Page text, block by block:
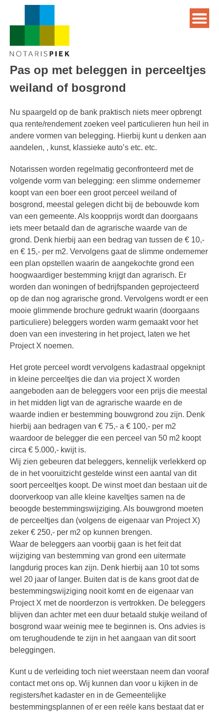
Pas op met beleggen in perceeltjes
weiland of bosgrond
Nu spaargeld op de bank praktisch niets meer opbrengt
qua rente/rendement zoeken veel particulieren hun heil in
andere vormen van belegging. Hierbij kunt u denken aan
aandelen, , kunst, klassieke auto’s etc. etc.
Notarissen worden regelmatig geconfronteerd met de
volgende vorm van belegging: een slimme ondernemer
koopt van een boer een groot perceel weiland of
bosgrond, meestal gelegen dicht bij de bebouwde kom
van een gemeente. Als koopprijs wordt dan doorgaans
iets meer betaald dan de agrarische waarde van de
grond. Denk hierbij aan een bedrag van tussen de € 10,-
en € 15,- per m2. Vervolgens gaat de slimme ondernemer
een plan opstellen waarin de aangekochte grond een
hoogwaardiger bestemming krijgt dan agrarisch. Er
worden dan woningen of bedrijfspanden geprojecteerd
op de dan nog agrarische grond. Vervolgens wordt er een
mooie glimmende brochure gedrukt waarin (doorgaans
particuliere) beleggers worden warm gemaakt voor het
doen van een investering in het project, laten we het
Project X noemen.
Het grote perceel wordt vervolgens kadastraal opgeknipt
in kleine perceeltjes die dan via project X worden
aangeboden aan de beleggers voor een prijs die meestal
in het midden ligt van de agrarische waarde en de
waarde indien er bestemming bouwgrond zou zijn. Denk
hierbij aan bedragen van € 75,- a € 100,- per m2
waardoor de belegger die een perceel van 50 m2 koopt
circa € 5.000,- kwijt is.
Wij zien gebeuren dat beleggers, kennelijk verlekkerd op
de in het vooruitzicht gestelde winst een aantal van dit
soort perceeltjes koopt. De winst moet dan bestaan uit de
doorverkoop van alle kleine kaveltjes samen na de
beoogde bestemmingswijziging. Als bouwgrond moeten
de perceeltjes dan (volgens de eigenaar van Project X)
zeker € 250,- per m2 op kunnen brengen.
Waar de beleggers aan voorbij gaan is het feit dat
wijziging van bestemming van grond een uitermate
langdurig proces kan zijn. Denk hierbij aan 10 tot soms
wel 20 jaar of langer. Buiten dat is de kans groot dat de
bestemmingswijziging nooit komt en de eigenaar van
Project X met de noorderzon is vertrokken. De beleggers
blijven dan achter met een duur betaald stukje weiland of
bosgrond waar weinig mee te beginnen is. Ons advies is
om terughoudende te zijn in het aangaan van dit soort
beleggingen.
Kunt u de verleiding toch niet weerstaan neem dan vooraf
contact met ons op. Wij kunnen dan voor u kijken in de
registers/het kadaster en in de Gemeentelijke
bestemmingsplannen of er een reële kans bestaat dat er